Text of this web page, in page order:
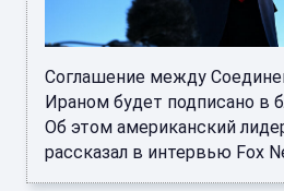
Соглашение между
Ираном будет подписано в
Об этом американский
рассказал в интервью Fox